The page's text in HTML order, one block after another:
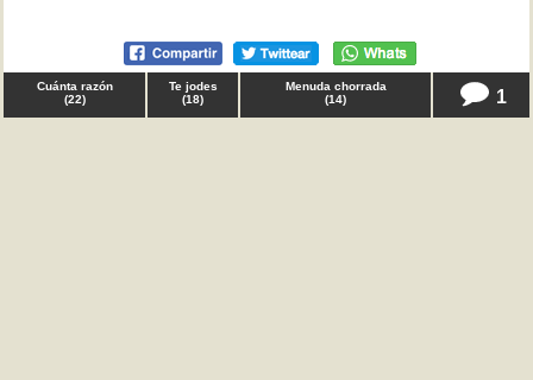
Cuánta razón
(22)
Te jodes
(18)
Menuda chorrada
(14) 1